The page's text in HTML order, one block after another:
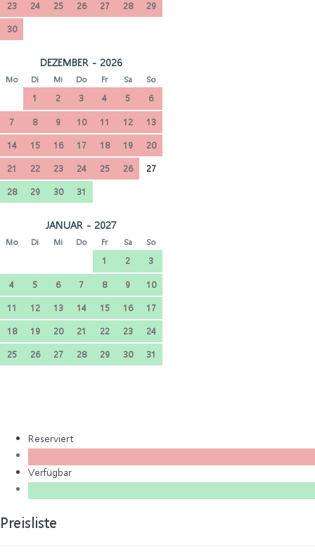
23 24 25 26 27 28
29
30
DEZEMBER - 2026
Mo Di Mi Do Fr Sa So
1 2 3 4 5
6
7
8 9 10 11 12
13
14
15 16 17 18 19
20
21
22 23 24 25 26
27
28
29 30 31
JANUAR - 2027
Mo Di Mi Do Fr Sa So
1 2
3
4
5 6 7 8 9
10
11
12 13 14 15 16
17
18
19 20 21 22 23
24
25
26 27 28 29 30 31
Reserviert
Verfügbar
Preisliste